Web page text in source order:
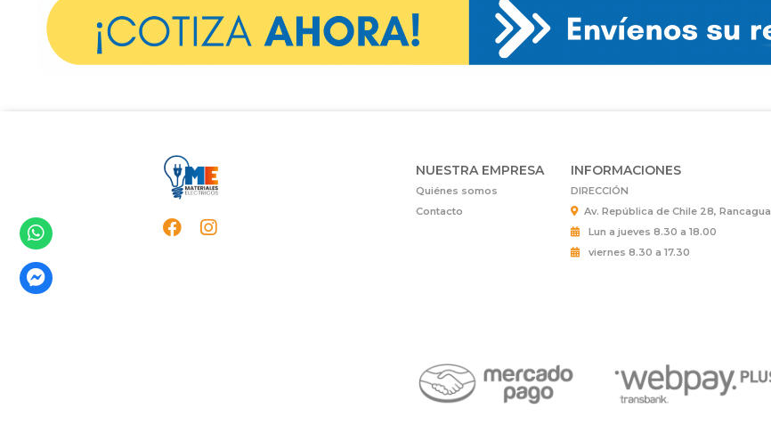
NUESTRA EMPRESA
Quiénes somos
Contacto
INFORMACIONES
DIRECCIÓN
Av. República de Chile 28, Rancagua
Lun a jueves 8.30 a 18.00
viernes 8.30 a 17.30